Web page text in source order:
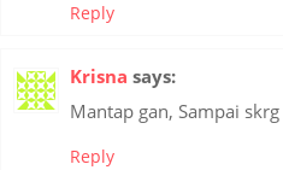
Reply
Krisna says:
Mantap gan, Sampai
Reply